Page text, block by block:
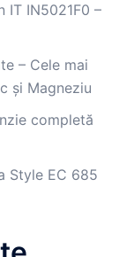
IT IN5021F0 –
– Cele mai
și Magneziu
completă
Style EC 685